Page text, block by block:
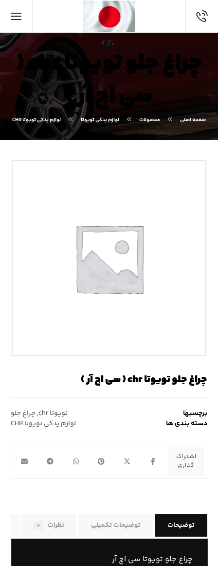
چراغ جلو تویوتا chr (
سی اچ آر )
صفحه اصلی محصولات لوازم یدکی تویوتا لوازم یدکی تویوتا CHR
چراغ جلو تویوتا chr ( سی اچ آر )
برچسبها تویوتا chr , چراغ جلو
دسته بندی ها
لوازم یدکی تویوتا CHR
توضیحات توضیحات تکمیلی نظرات ۰
چراغ جلو تویوتا سی اچ آر